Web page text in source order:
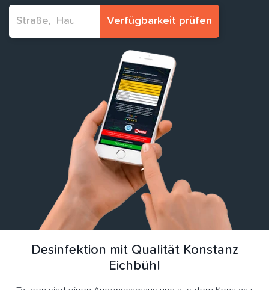
Verfügbarkeit prüfen
Desinfektion mit Qualität Konstanz
Eichbühl